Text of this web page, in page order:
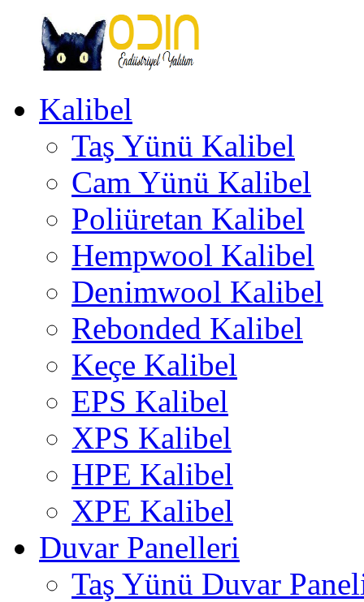
Odin
EndüstriyelKalibel
Taş Yünü Kalibel
Cam Yünü Kalibel
Poliüretan Kalibel
Hempwool Kalibel
Denimwool Kalibel
Rebonded Kalibel
Keçe Kalibel
EPS Kalibel
XPS Kalibel
HPE Kalibel
XPE Kalibel
Duvar Panelleri
Taş Yünü Duvar